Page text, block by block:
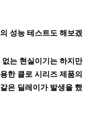
성능 테스트도 해보겠
는 현실이기는 하지만
한 클로 시리즈 제품의
은 딜레이가 발생을 했